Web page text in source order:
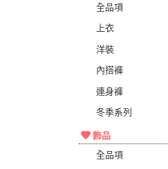
全品項
上衣
洋裝
內搭褲
連身褲
冬季系列
飾品
全品項